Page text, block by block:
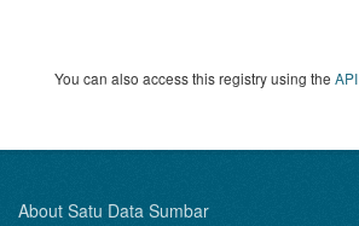
You can also access this registry using the API
About Satu Data Sumbar